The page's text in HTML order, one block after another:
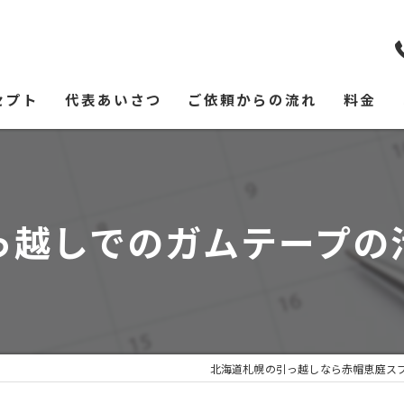
プト 代表あいさつ ご依頼からの流れ 料金
越しでのガムテープの
北海道札幌の引っ越しなら赤帽恵庭ス